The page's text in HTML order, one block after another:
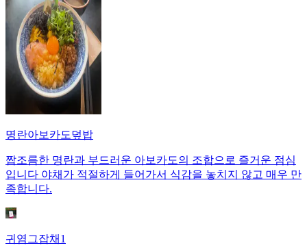
명란아보카도덮밥
짭조름한 명란과 부드러운 아보카도의 조합으로 즐거운 점심
입니다 야채가 적절하게 들어가서 식감을 놓치지 않고 매우 만
족합니다.
귀염그잡채1